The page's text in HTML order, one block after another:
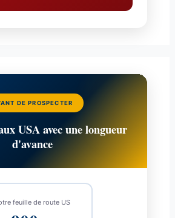
DE PROSPECTER
USA avec une longueur
d'avance
feuille de route US